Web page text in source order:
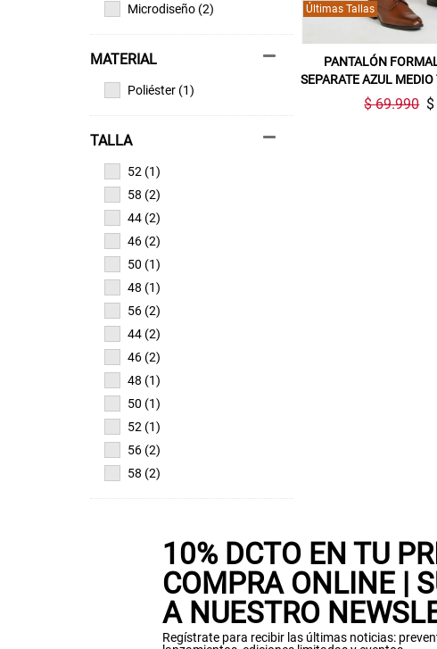
Microdiseño (2)
MATERIAL
Poliéster (1)
TALLA
52 (1)
58 (2)
44 (2)
46 (2)
50 (1)
48 (1)
56 (2)
44 (2)
46 (2)
48 (1)
50 (1)
52 (1)
56 (2)
58 (2)
Últimas Tallas
PANTALÓN
SEPARATE AZUL
$ 69.990
10% DCTO EN TU
COMPRA ONLINE |
A NUESTRO
Regístrate para recibir las últimas noticias: